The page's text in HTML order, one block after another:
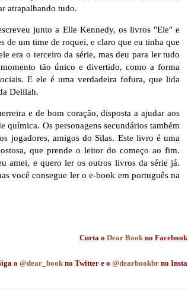
atrapalhando tudo.
junto a Elle Kennedy, os livros "Ele" e
de um time de roquei, e claro que eu tinha que
era o terceiro da série, mas deu para ler tudo
tão único e divertido, como a forma
E ele é uma verdadeira fofura, que lida
Delilah.
e de bom coração, disposta a ajudar aos
química. Os personagens secundários também
jogadores, amigos do Silas. Este livro é uma
que prende o leitor do começo ao fim.
amei, e quero ler os outros livros da série já.
você consegue ler o e-book em português na
Curta oDear Book no Facebook
o@dear_book no Twitter e o@dearbookbr no Insta